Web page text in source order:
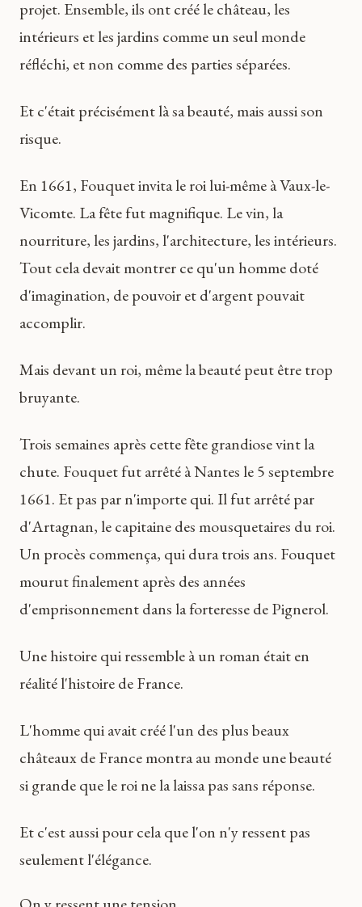
projet. Ensemble, ils ont créé le château, les
intérieurs et les jardins comme un seul monde
réfléchi, et non comme des parties séparées.
Et c'était précisément là sa beauté, mais aussi son
risque.
En 1661, Fouquet invita le roi lui-même à Vaux-le-
Vicomte. La fête fut magnifique. Le vin, la
nourriture, les jardins, l'architecture, les intérieurs.
Tout cela devait montrer ce qu'un homme doté
d'imagination, de pouvoir et d'argent pouvait
accomplir.
Mais devant un roi, même la beauté peut être trop
bruyante.
Trois semaines après cette fête grandiose vint la
chute. Fouquet fut arrêté à Nantes le 5 septembre
1661. Et pas par n'importe qui. Il fut arrêté par
d'Artagnan, le capitaine des mousquetaires du roi.
Un procès commença, qui dura trois ans. Fouquet
mourut finalement après des années
d'emprisonnement dans la forteresse de Pignerol.
Une histoire qui ressemble à un roman était en
réalité l'histoire de France.
L'homme qui avait créé l'un des plus beaux
châteaux de France montra au monde une beauté
si grande que le roi ne la laissa pas sans réponse.
Et c'est aussi pour cela que l'on n'y ressent pas
seulement l'élégance.